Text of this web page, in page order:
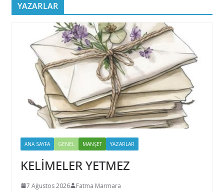
YAZARLAR
ANA SAYFA GENEL MANŞET YAZARLAR
KELİMELER YETMEZ
7 Ağustos 2026 Fatma Marmara